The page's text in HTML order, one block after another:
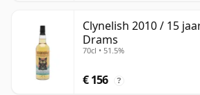
Clynelish 2010 / 15
Drams
70cl • 51.5%
€ 156 ?